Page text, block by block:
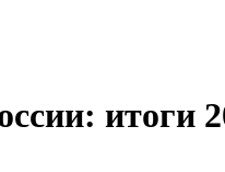
итоги